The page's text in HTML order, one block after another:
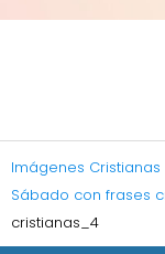
Imágenes Cristianas
Sábado con frases
cristianas_4